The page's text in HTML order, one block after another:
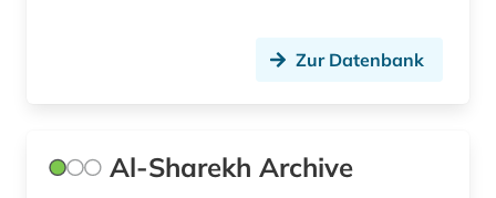
patentanmeldung (1)
Zur Datenbank
Al-Sharekh Archive